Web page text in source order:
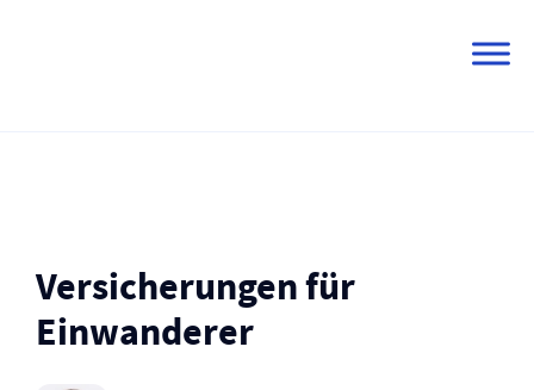
Versicherungen für
Einwanderer